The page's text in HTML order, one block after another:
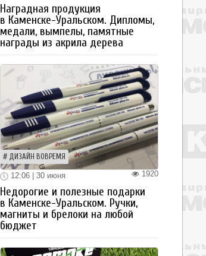
Наградная продукция
в Каменске-Уральском. Дипломы,
медали, вымпелы, памятные
награды из акрила дерева
ДИЗАЙН ВОВРЕМЯ
1920
12:06 | 30 июня
Недорогие и полезные подарки
в Каменске-Уральском. Ручки,
магниты и брелоки на любой
бюджет